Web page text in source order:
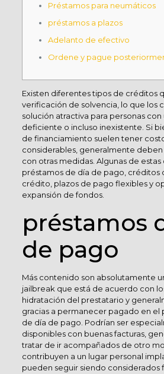
Préstamos para neumáticos
préstamos a plazos
Adelanto de efectivo
Ordene y pague
Existen diferentes tipos de créditos
verificación de solvencia, lo que los
solución atractiva para personas
deficiente o incluso inexistente. Si
de financiamiento suelen tener
considerables, generalmente
con otras medidas. Algunas de
préstamos de día de pago, créditos
crédito, plazos de pago flexibles y
expansión de fondos.
préstamos
de pago
Más contenido son absolutamente
jailbreak que está de acuerdo con
hidratación del prestatario y
gracias a permanecer pagado en el
de día de pago. Podrían ser
disponibles con buenas facturas,
tratar de ir acompañados de otro
contribuyen a un lugar personal
pueden seguir siendo considerados